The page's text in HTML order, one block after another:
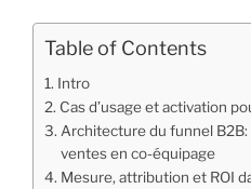
Table of Contents
Intro
Cas d’usage et activation
Architecture du funnel
ventes en co-équipage
Mesure, attribution et ROI